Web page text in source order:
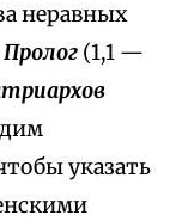
неравных
Пролог (1,1 —
указать